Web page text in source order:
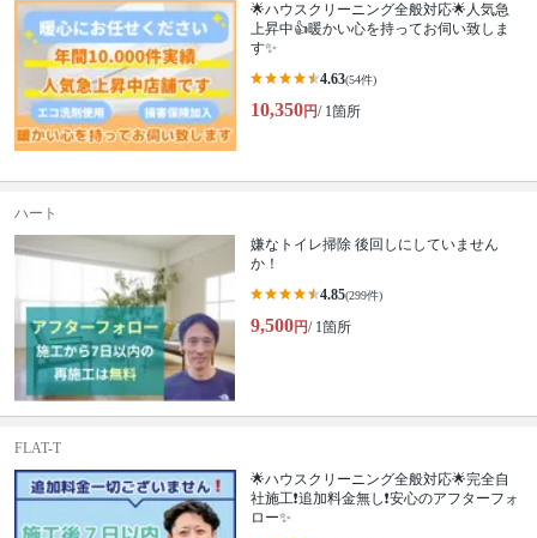
🌟ハウスクリーニング全般対応🌟人気急
上昇中👍暖かい心を持ってお伺い致しま
す✨
4.63(54件)
10,350円/ 1箇所
ハート
嫌なトイレ掃除 後回しにしていません
か！
4.85(299件)
9,500円/ 1箇所
FLAT-T
🌟ハウスクリーニング全般対応🌟完全自
社施工❗️追加料金無し❗️安心のアフターフォ
ロー✨